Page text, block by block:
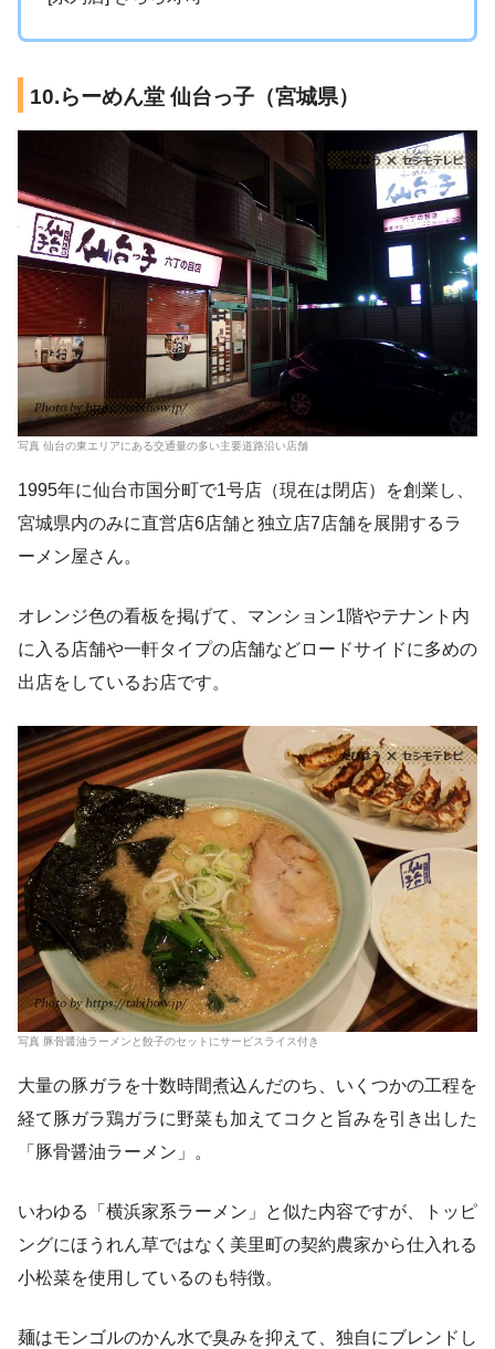
10.らーめん堂 仙台っ子（宮城県）
写真 仙台の東エリアにある交通量の多い主要道路沿い店舗
1995年に仙台市国分町で1号店（現在は閉店）を創業し、
宮城県内のみに直営店6店舗と独立店7店舗を展開するラ
ーメン屋さん。
オレンジ色の看板を掲げて、マンション1階やテナント内
に入る店舗や一軒タイプの店舗などロードサイドに多めの
出店をしているお店です。
写真 豚骨醤油ラーメンと餃子のセットにサービスライス付き
大量の豚ガラを十数時間煮込んだのち、いくつかの工程を
経て豚ガラ鶏ガラに野菜も加えてコクと旨みを引き出した
「豚骨醤油ラーメン」。
いわゆる「横浜家系ラーメン」と似た内容ですが、トッピ
ングにほうれん草ではなく美里町の契約農家から仕入れる
小松菜を使用しているのも特徴。
麺はモンゴルのかん水で臭みを抑えて、独自にブレンドし